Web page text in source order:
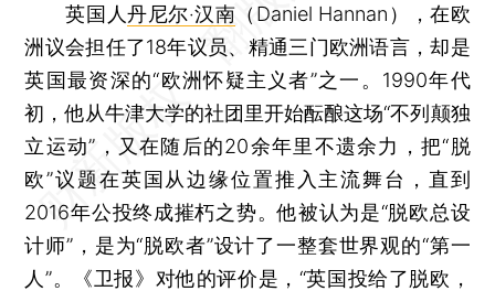
英国人丹尼尔‧汉南 （Daniel Hannan），在欧
洲议会担任了18年议员、精通三门欧洲语言，却是
英国最资深的“欧洲怀疑主义者”之一。1990年代
初，他从牛津大学的社团里开始酝酿这场“不列颠独
立运动”，又在随后的20余年里不遗余力，把“脱
欧”议题在英国从边缘位置推入主流舞台，直到
2016年公投终成摧朽之势。他被认为是“脱欧总设
计师”，是为“脱欧者”设计了一整套世界观的“第一
人”。《卫报》对他的评价是，“英国投给了脱欧，